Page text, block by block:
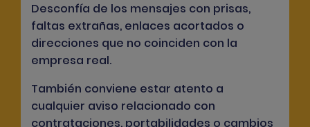
Desconfía de los mensajes con prisas,
faltas extrañas, enlaces acortados o
direcciones que no coinciden con la
empresa real.
También conviene estar atento a
cualquier aviso relacionado con
contrataciones, portabilidades o cambios